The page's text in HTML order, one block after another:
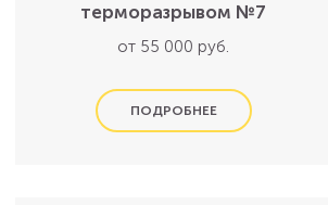
терморазрывом №7
от 55 000 руб.